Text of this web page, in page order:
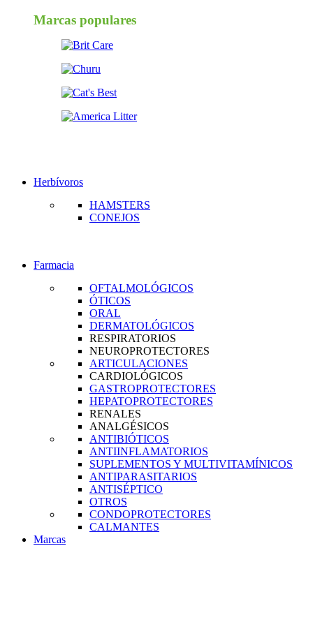
Marcas populares
Herbívoros
HAMSTERS
CONEJOS
Farmacia
OFTALMOLÓGICOS
ÓTICOS
ORAL
DERMATOLÓGICOS
RESPIRATORIOS
NEUROPROTECTORES
ARTICULACIONES
CARDIOLÓGICOS
GASTROPROTECTORES
HEPATOPROTECTORES
RENALES
ANALGÉSICOS
ANTIBIÓTICOS
ANTIINFLAMATORIOS
SUPLEMENTOS Y MULTIVITAMÍNICOS
ANTIPARASITARIOS
ANTISÉPTICO
OTROS
CONDOPROTECTORES
CALMANTES
Marcas